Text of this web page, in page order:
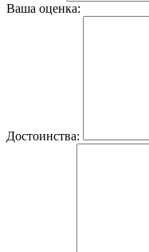
Ваша оценка:
Достоинства: